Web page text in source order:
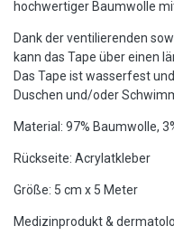
hochwertiger Baumwolle
Dank der ventilierenden
kann das Tape über einen
Das Tape ist wasserfest
Duschen und/oder
Material: 97% Baumwolle,
Rückseite: Acrylatkleber
Größe: 5 cm x 5 Meter
Medizinprodukt &